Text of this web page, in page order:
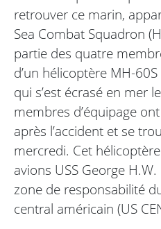
retrouver ce marin,
Sea Combat Squadron
partie des quatre
d’un hélicoptère MH-
qui s’est écrasé en mer
membres d’équipage
après l’accident et se
mercredi. Cet
avions USS George
zone de responsabilité
central américain (US